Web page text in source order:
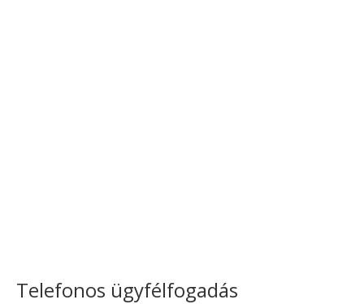
Telefonos ügyfélfogadás